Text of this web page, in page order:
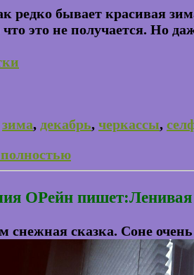
редко бывает красивая
это не получается. Но
зима, декабрь, черкассы,
ОРейн пишет:Ленивая
снежная сказка. Соне